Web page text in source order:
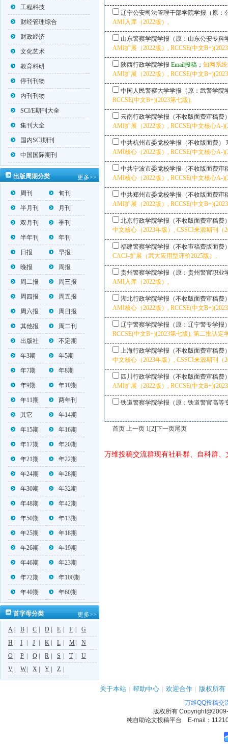
工程科技
财经管理综合
财政经济
文化艺术
教育科研
停刊刊物
内刊刊物
SCI/E期刊大全
集刊大全
国内SCI期刊
中国国际期刊
出版周期分类 更多>>
周刊 旬刊
半月刊 月刊
双月刊 季刊
半年刊 年刊
日报 早报
晚报 周报
周二报 周三报
周四报 周五报
周六报 周日报
其他报 周二刊
出版社 不定期
年3期 年5期
年7期 年8期
年9期 年10期
年11期 两年刊
其它 年14期
年15期 年16期
年17期 年20期
年21期 年22期
年24期 年28期
年30期 年32期
年48期 年42期
年50期 年13期
年25期 年18期
年26期 年19期
年46期 年23期
年72期 年100期
年40期 年60期
首字母分类 更多>>
A B C D E F
G
H
I J K L M
N
O
P Q R S T
U
V
W X Y Z
辽宁公安司法管理干部学院学报（原
AMI入库（2022版）,
山东警察学院学报（原：山东公安专
AMI扩展（2022版）, RCCSE(中文
陕西行政学院学报 Email投稿 ； 知网系
AMI扩展（2022版）, RCCSE(中文
中国人民警察大学学报（原：武警学
RCCSE(中文B+)(2023第七版),
云南行政学院学报（不收版面费审稿
AMI扩展（2022版）, RCCSE(中文核心A-
中共杭州市委党校学报（不收版面费）
AMI核心（2022版）, RCCSE(中文核心A-
中共宁波市委党校学报（不收版面费
AMI核心（2022版）, RCCSE(中文核心A-
中共郑州市委党校学报（不收版面费
AMI扩展（2022版）, RCCSE(中文
北京行政学院学报（不收版面费审稿
中文核心（2023年版）, CSSCI来源期刊（
福建警察学院学报（不收审稿费版面
CACJ-扩展（武大应用型评价2025版）,
贵州警察学院学报（原：贵州警官职
AMI入库（2022版）,
湖北行政学院学报（不收版面费审稿
AMI核心（2022版）, RCCSE(中文
辽宁警察学院学报（原：辽宁警专学
RCCSE(中文B+)(2023第七版), 第二批认定
上海行政学院学报（不收版面费审稿
中文核心（2023年版）, CSSCI来源期刊（
四川行政学院学报（不收版面费审稿
AMI扩展（2022版）, RCCSE(中文
铁道警察学院学报（原：铁道警官高
首页 上一页 1[2]下一页尾页
万维投稿交流群现有社科群、自科群
关于本站 | 帮助中心 | 欢迎合作 | 版权所有
万维QQ投稿交
版权所有
纯自助论文投稿平台 E-mail：